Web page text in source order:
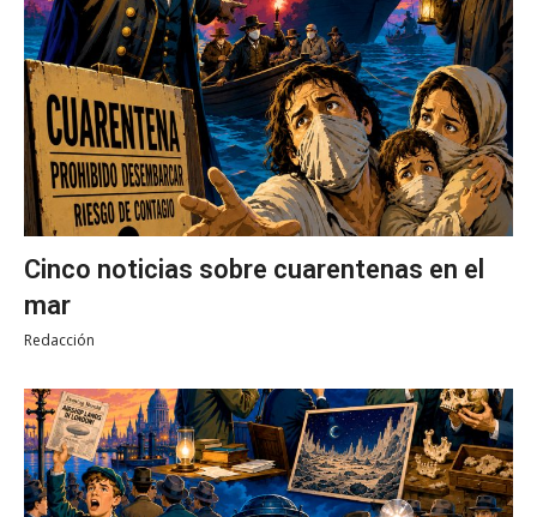
Cinco noticias sobre cuarentenas en el
mar
Redacción